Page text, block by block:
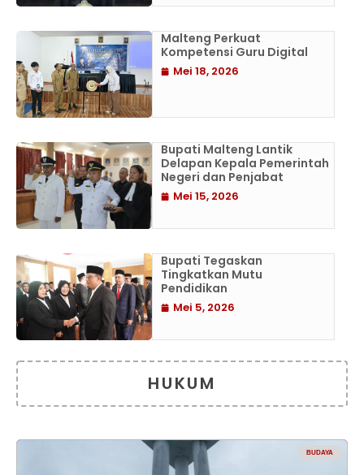
Malteng Perkuat
Kompetensi Guru Digital
Mei 18, 2026
Bupati Malteng Lantik
Delapan Kepala Pemerintah
Negeri dan Penjabat
Mei 15, 2026
Bupati Tegaskan
Tingkatkan Mutu
Pendidikan
Mei 5, 2026
HUKUM
BUDAYA